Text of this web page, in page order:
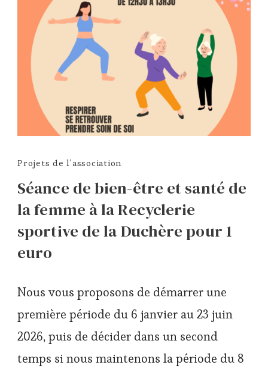
Projets de l'association
Séance de bien-être et santé de
la femme à la Recyclerie
sportive de la Duchère pour 1
euro
Nous vous proposons de démarrer une
première période du 6 janvier au 23 juin
2026, puis de décider dans un second
temps si nous maintenons la période du 8